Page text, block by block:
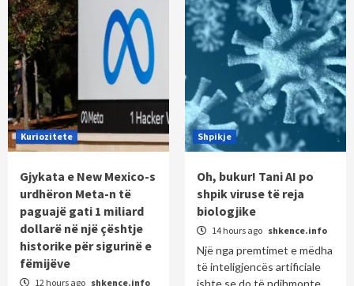
Kuriozitete
Gjykata e New Mexico-s
urdhëron Meta-n të
paguajë gati 1 miliard
dollarë në një çështje
historike për sigurinë e
fëmijëve
12 hours ago shkence.info
Shpikje
Oh, bukur! Tani AI po
shpik viruse të reja
biologjike
14 hours ago shkence.info
Një nga premtimet e mëdha
të inteligjencës artificiale